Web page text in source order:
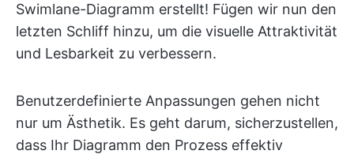
Swimlane-Diagramm erstellt! Fügen wir nun den
letzten Schliff hinzu, um die visuelle Attraktivität
und Lesbarkeit zu verbessern.
Benutzerdefinierte Anpassungen gehen nicht
nur um Ästhetik. Es geht darum, sicherzustellen,
dass Ihr Diagramm den Prozess effektiv